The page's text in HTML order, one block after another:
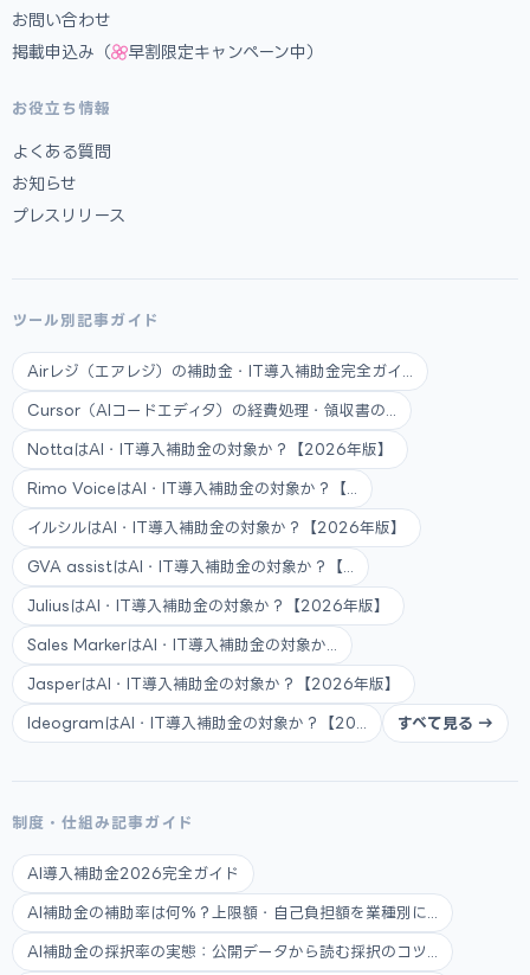
お問い合わせ
掲載申込み（
早割限定キャンペーン中）
お役立ち情報
よくある質問
お知らせ
プレスリリース
ツール別記事ガイド
Airレジ（エアレジ）の補助金・IT導入補助金完全ガイ...
Cursor（AIコードエディタ）の経費処理・領収書の...
NottaはAI・IT導入補助金の対象か？【2026年版】
Rimo VoiceはAI・IT導入補助金の対象か？【...
イルシルはAI・IT導入補助金の対象か？【2026年版】
GVA assistはAI・IT導入補助金の対象か？【...
JuliusはAI・IT導入補助金の対象か？【2026年版】
Sales MarkerはAI・IT導入補助金の対象か...
JasperはAI・IT導入補助金の対象か？【2026年版】
IdeogramはAI・IT導入補助金の対象か？【20... すべて見る →
制度・仕組み記事ガイド
AI導入補助金2026完全ガイド
AI補助金の補助率は何%？上限額・自己負担額を業種別に...
AI補助金の採択率の実態：公開データから読む採択のコツ...